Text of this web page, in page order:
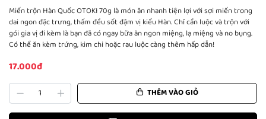
Miến trộn Hàn Quốc OTOKI 70g là món ăn nhanh tiện lợi với sợi miến trong
dai ngon đặc trưng, thấm đều sốt đậm vị kiểu Hàn. Chỉ cần luộc và trộn với
gói gia vị đi kèm là bạn đã có ngay bữa ăn ngon miệng, lạ miệng và no bụng.
Có thể ăn kèm trứng, kim chi hoặc rau luộc càng thêm hấp dẫn!
17.000đ
THÊM VÀO GIỎ